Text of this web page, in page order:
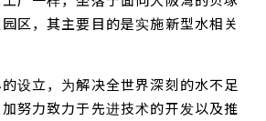
区，其主要目的是实施新型水相关
设立，为解决全世界深刻的水不足
努力致力于先进技术的开发以及推